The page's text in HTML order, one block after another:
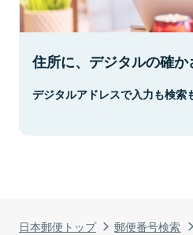
日本郵便トップ 郵便番号検索
住所に、デジタルの確か
デジタルアドレスで入力も検索